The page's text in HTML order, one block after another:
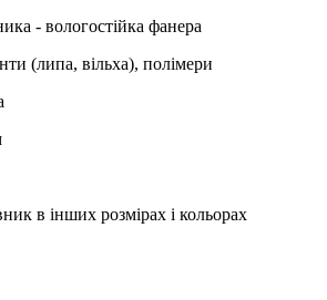
- вологостійка фанера
(липа, вільха), полімери
в інших розмірах і кольорах